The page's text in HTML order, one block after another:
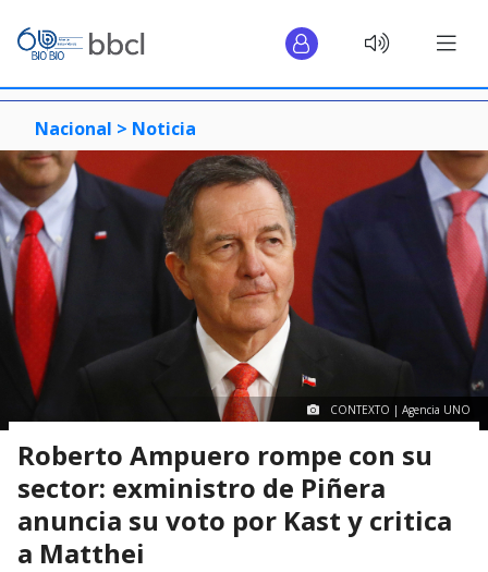
Nacional > Noticia
CONTEXTO | Agencia UNO
Roberto Ampuero rompe con su
sector: exministro de Piñera
anuncia su voto por Kast y critica
a Matthei